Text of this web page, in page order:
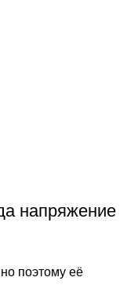
напряжение
поэтому её